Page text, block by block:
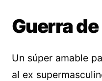
Guerra
Un súper amable
al ex